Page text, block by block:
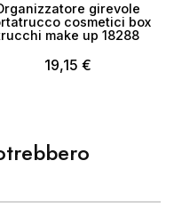
girevole
cosmetici box
make up 18288
19,15 €